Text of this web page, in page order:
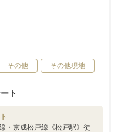
その他 その他現地
ト
・京成松戸線《松戸駅》徒